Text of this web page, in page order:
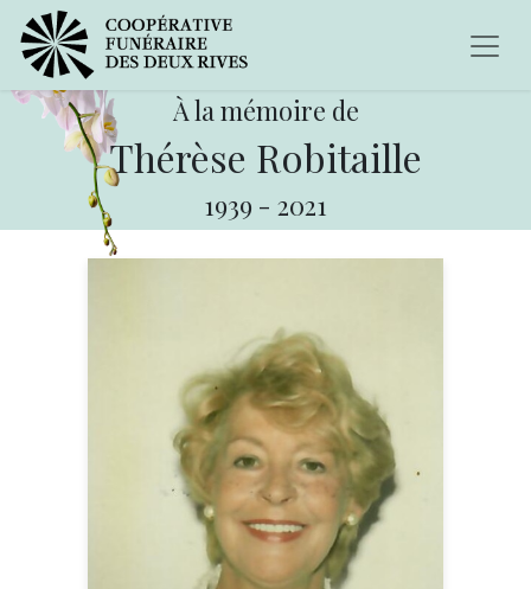
À la mémoire de
Thérèse Robitaille
1939 - 2021